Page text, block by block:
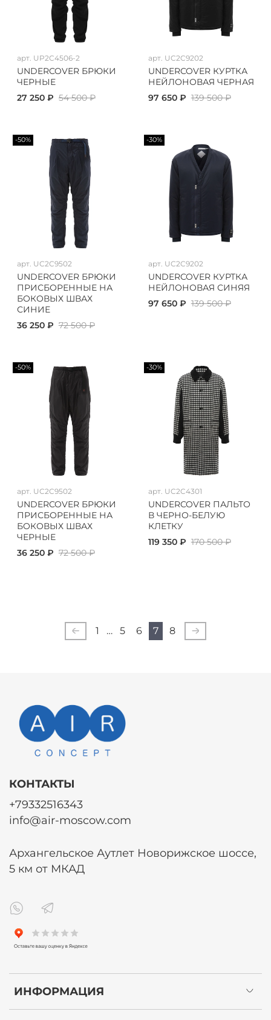
арт. UP2C4506-2
UNDERCOVER БРЮКИ
ЧЕРНЫЕ
27 250 ₽ 54 500 ₽
арт. UC2C9202
UNDERCOVER КУРТКА
НЕЙЛОНОВАЯ ЧЕРНАЯ
97 650 ₽ 139 500 ₽
-50%
арт. UC2C9502
UNDERCOVER БРЮКИ
ПРИСБОРЕННЫЕ НА
БОКОВЫХ ШВАХ
СИНИЕ
36 250 ₽ 72 500 ₽
-30%
арт. UC2C9202
UNDERCOVER КУРТКА
НЕЙЛОНОВАЯ СИНЯЯ
97 650 ₽ 139 500 ₽
-50%
арт. UC2C9502
UNDERCOVER БРЮКИ
ПРИСБОРЕННЫЕ НА
БОКОВЫХ ШВАХ
ЧЕРНЫЕ
36 250 ₽ 72 500 ₽
-30%
арт. UC2C4301
UNDERCOVER ПАЛЬТО
В ЧЕРНО-БЕЛУЮ
КЛЕТКУ
119 350 ₽ 170 500 ₽
1 … 5 6 7 8
ИНФОРМАЦИЯ
КОНТАКТЫ
+79332516343
info@air-moscow.com
Архангельское Аутлет Новорижское шоссе,
5 км от МКАД